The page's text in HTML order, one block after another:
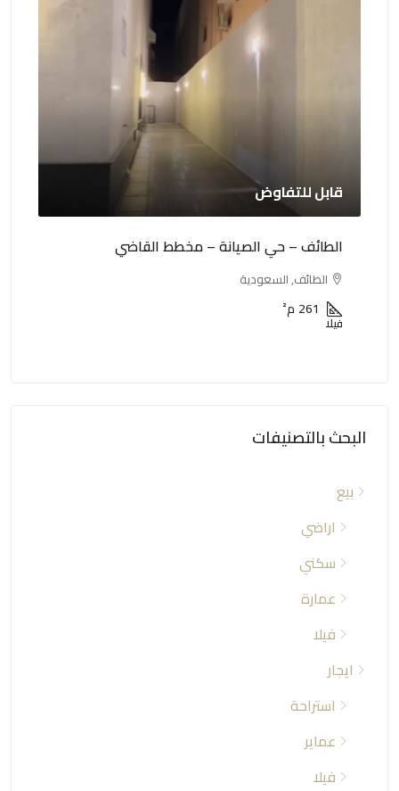
قابل للتفاوض
الطائف – حي الصيانة – مخطط القاضي
الطائف, السعودية
261 م²
فيلا
البحث بالتصنيفات
بيع
اراضي
سكني
عمارة
فيلا
ايجار
استراحة
عماير
فيلا